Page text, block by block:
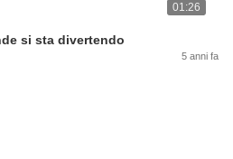
01:26
si sta divertendo
5 anni fa